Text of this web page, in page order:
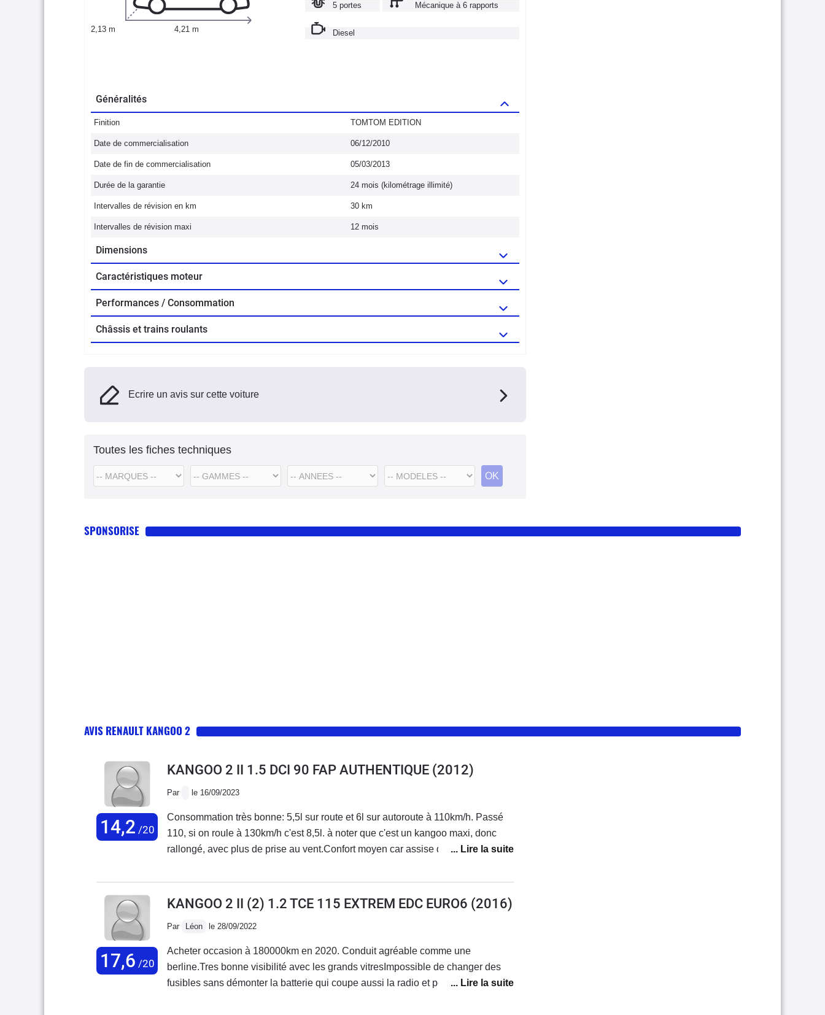
2,13 m 4,21 m
5 portes Mécanique à 6 rapports
Diesel
Généralités
Finition TOMTOM EDITION
Date de commercialisation 06/12/2010
Date de fin de commercialisation 05/03/2013
Durée de la garantie 24 mois (kilométrage illimité)
Intervalles de révision en km 30 km
Intervalles de révision maxi 12 mois
Dimensions
Caractéristiques moteur
Performances / Consommation
Châssis et trains roulants
Ecrire un avis sur cette voiture
Toutes les fiches techniques
SPONSORISE
AVIS RENAULT KANGOO 2
14,2 /20
KANGOO 2 II 1.5 DCI 90 FAP AUTHENTIQUE (2012)
Par le 16/09/2023
Consommation très bonne: 5,5l sur route et 6l sur autoroute à 110km/h. Passé
110, si on roule à 130km/h c'est 8,5l. à noter que c'est un kangoo maxi, donc
rallongé, avec plus de prise au vent.Confort moyen car assise des sièges avant
n'est pas sa vocation, aucun confort de la banquette arrière mais encore une
fois c'est un rallongé fourgonnette 5 places donc places arrières en
dépannage.Phares avant plastiques donc usure du plexiglas réduisant la vision
de nuit au bout de quelques années. Très grande capacité de chargement une
fois la banquette arrière repliée en 3 secondes, un bonus.Moteur 1,5 DCI solide,
bien que....( voir plus loin).Possédé depuis 10 ans, acheté à 2000 kms, fait 265
000 avec.Satisfaction globale pour ce kilométrage, ce modèle de Renault est
17,6 /20
KANGOO 2 II (2) 1.2 TCE 115 EXTREM EDC EURO6 (2016)
Par Léon le 28/09/2022
Acheter occasion à 180000km en 2020. Conduit agréable comme une
berline.Tres bonne visibilité avec les grands vitresImpossible de changer des
fusibles sans démonter la batterie qui coupe aussi la radio et perdre le code